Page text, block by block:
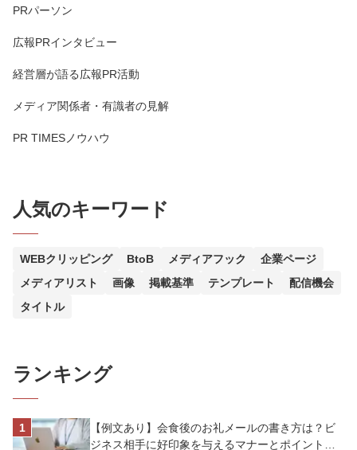
PRパーソン
広報PRインタビュー
経営層が語る広報PR活動
メディア関係者・有識者の見解
PR TIMESノウハウ
人気のキーワード
WEBクリッピング BtoB メディアフック
企業ページ
メディアリスト
画像 掲載基準 テンプレート
配信機会
タイトル
ランキング
【例文あり】会食後のお礼メールの書き方は？ビ
ジネス相手に好印象を与えるマナーとポイントを